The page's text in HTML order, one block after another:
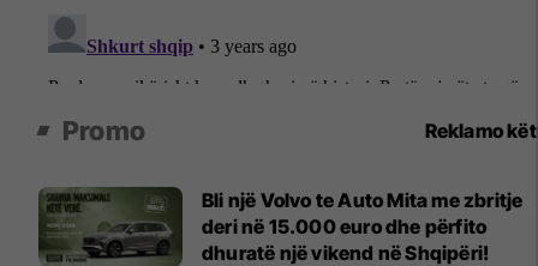
Promo Reklamo
Bli një Volvo te Auto Mita me zbritje
deri në 15.000 euro dhe përfito
dhuratë një vikend në Shqipëri!